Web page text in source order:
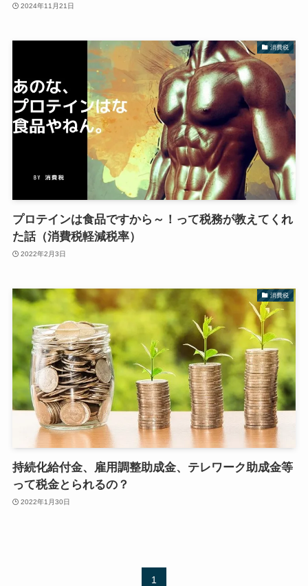
2024年11月21日
消費税
プロテインは食品ですから～！って税務が教えてくれ
た話（消費税軽減税率）
2022年2月3日
消費税
持続化給付金、雇用調整助成金、テレワーク助成金等
って税金とられるの？
2022年1月30日
1